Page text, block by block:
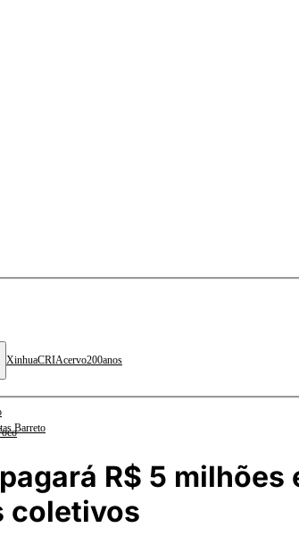
Barreto
XinhuaCRIAcervo200anos
R$ 5 milhões
coletivos